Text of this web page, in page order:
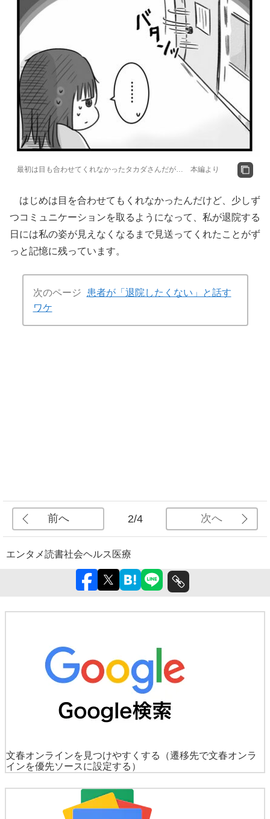
最初は目も合わせてくれなかったタカダさんだが… 本編より
はじめは目を合わせてもくれなかったんだけど、少しず
つコミュニケーションを取るようになって、私が退院する
日には私の姿が見えなくなるまで見送ってくれたことがず
っと記憶に残っています。
次のページ
患者が「退院したくない」と話す
ワケ
前へ 2/4 次へ
エンタメ読書社会ヘルス 医療
文春オンラインを見つけやすくする
（遷移先で文春オンラ
インを優先ソースに設定する）